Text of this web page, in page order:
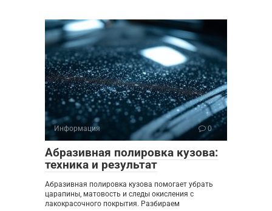
Информация 0
Абразивная полировка кузова:
техника и результат
Абразивная полировка кузова помогает убрать
царапины, матовость и следы окисления с
лакокрасочного покрытия. Разбираем